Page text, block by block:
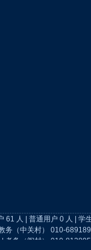
61 人 | 普通用户 0 人 | 学
务（中关村） 010-
考务（阎村） 010-